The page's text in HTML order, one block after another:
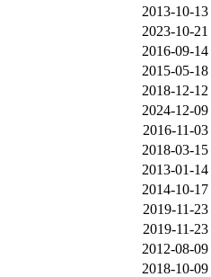
2013-10-
2023-10-21
2016-09-
2015-05-
2018-12-
2024-12-
2016-11-
2018-03-
2013-01-14
2014-10-
2019-11-
2019-11-
2012-08-09
2018-10-